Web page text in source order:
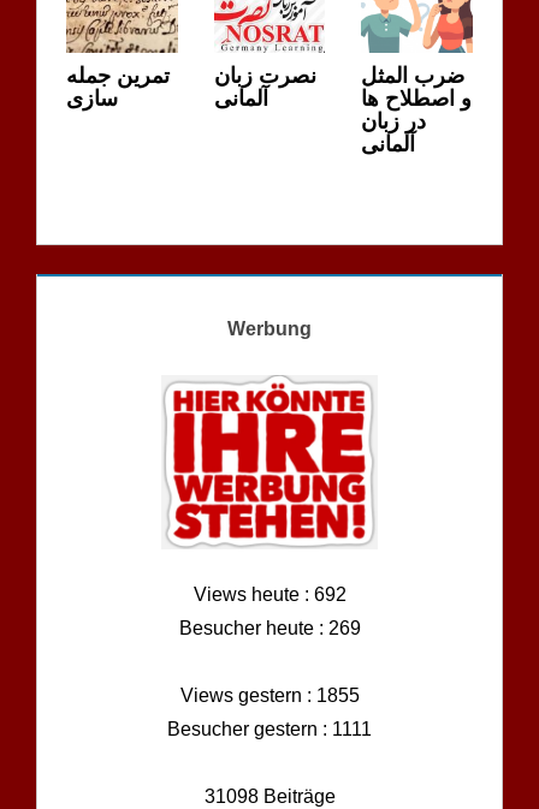
تمرین جمله
سازی
نصرت زبان
آلمانی
ضرب المثل
و اصطلاح ها
در زبان
آلمانی
Werbung
Views heute : 692
Besucher heute : 269
Views gestern : 1855
Besucher gestern : 1111
31098 Beiträge